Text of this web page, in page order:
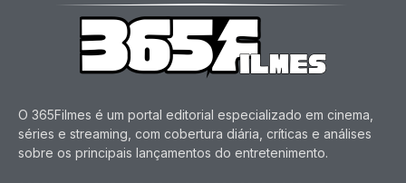
O 365Filmes é um portal editorial especializado em cinema,
séries e streaming, com cobertura diária, críticas e análises
sobre os principais lançamentos do entretenimento.